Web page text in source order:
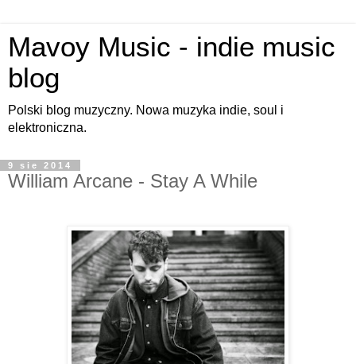
Mavoy Music - indie music
blog
Polski blog muzyczny. Nowa muzyka indie, soul i
elektroniczna.
9 sie 2014
William Arcane - Stay A While